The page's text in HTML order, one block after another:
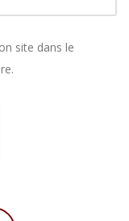
site dans le